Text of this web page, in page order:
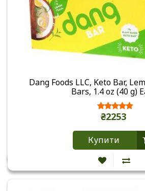
Dang Foods LLC, Keto Bar,
Bars, 1.4 oz (40 g)
₴2253
Купити